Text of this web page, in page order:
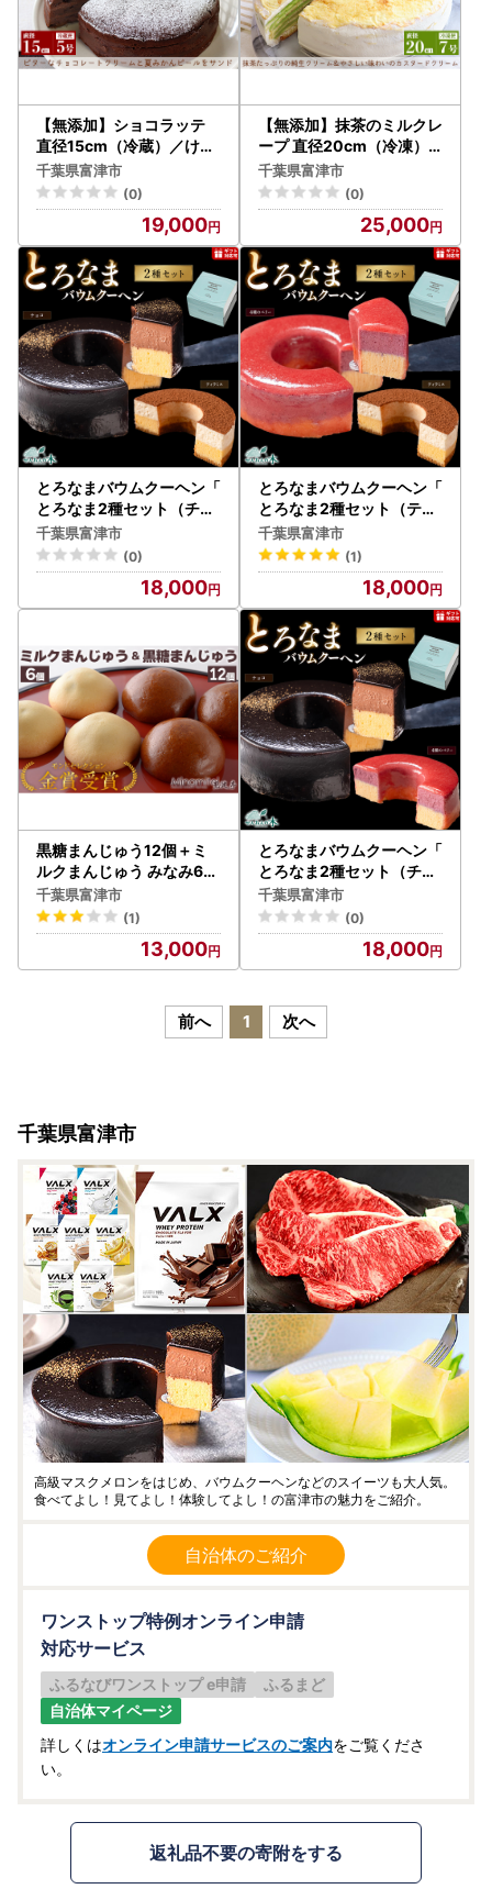
【無添加】ショコラッテ
直径15cm（冷蔵）／けい
工房
千葉県富津市
(0)
19,000
【無添加】抹茶のミルクレ
ープ 直径20cm（冷凍）
／けい工房
千葉県富津市
(0)
25,000
とろなまバウムクーヘン「
とろなま2種セット（チョ
コ・ティラミス）」 せん
ねんの木
千葉県富津市
(0)
18,000
とろなまバウムクーヘン「
とろなま2種セット（ティ
ラミス・4種のベリー）」
せんねんの木
千葉県富津市
(1)
18,000
黒糖まんじゅう12個＋ミ
ルクまんじゅう みなみ6個
見波亭
千葉県富津市
(1)
13,000
とろなまバウムクーヘン「
とろなま2種セット（チョ
コ・4種のベリー）」 せん
ねんの木
千葉県富津市
(0)
18,000
前へ 1 次へ
千葉県富津市
高級マスクメロンをはじめ、バウムクーヘンなどのスイーツも大人気。
食べてよし！見てよし！体験してよし！の富津市の魅力をご紹介。
自治体のご紹介
ワンストップ特例オンライン申請
対応サービス
ふるなびワンストップ e申請
ふるまど
自治体マイページ
詳しくはオンライン申請サービスのご案内をご覧くださ
い。
返礼品不要の寄附をする